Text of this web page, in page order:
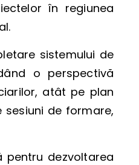
în regiunea
sistemului de
o perspectivă
atât pe plan
sesiuni de formare,
dezvoltarea